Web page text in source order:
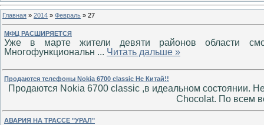
Главная » 2014 » Февраль » 27
МФЦ РАСШИРЯЕТСЯ
Уже в марте жители девяти районов области
Многофункциональн ... Читать дальше »
Продаются телефоны Nokia 6700 classic Не Китай!!
Продаются Nokia 6700 classic ,в идеальном состоянии.
Chocolat. По всем
АВАРИЯ НА ТРАССЕ "УРАЛ"